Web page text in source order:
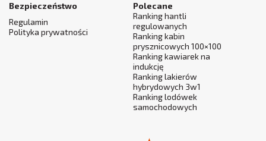
Bezpieczeństwo
Regulamin
Polityka prywatności
Polecane
Ranking hantli
regulowanych
Ranking kabin
prysznicowych 100×100
Ranking kawiarek na
indukcję
Ranking lakierów
hybrydowych 3w1
Ranking lodówek
samochodowych